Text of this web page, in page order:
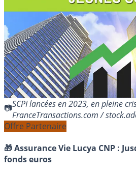
SCPI lancées en 2023, en pleine
FranceTransactions.com /
Offre Partenaire
🎁 Assurance Vie Lucya CNP :
fonds euros